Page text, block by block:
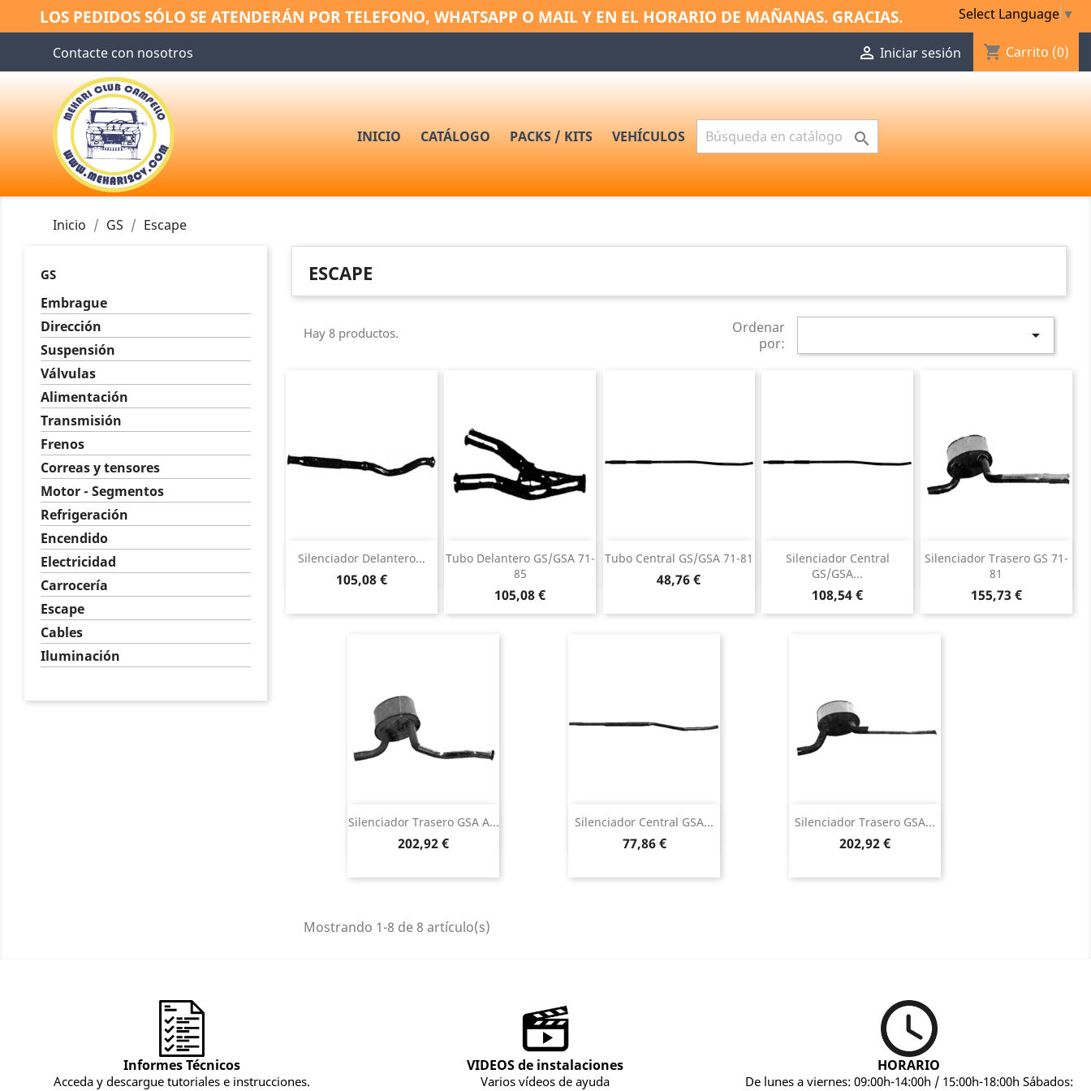
LOS PEDIDOS SÓLO SE ATENDERÁN POR TELEFONO, WHATSAPP O MAIL Y EN EL HORARIO DE MAÑANAS. GRACIAS. Select Language ▼
Contacte con nosotros  Iniciar sesión shopping_cart Carrito (0)
INICIO CATÁLOGO PACKS / KITS VEHÍCULOS 
Inicio GS Escape
GS
Embrague
Dirección
Suspensión
Válvulas
Alimentación
Transmisión
Frenos
Correas y tensores
Motor - Segmentos
Refrigeración
Encendido
Electricidad
Carrocería
Escape
Cables
Iluminación
ESCAPE
Hay 8 productos.
Ordenar
por:

Silenciador Delantero...
Precio
105,08 €
Vista rápida
Tubo Delantero GS/GSA 71-
85
Precio
105,08 €
Vista rápida Tubo Central GS/GSA 71-81
Precio
48,76 €
Vista rápida
Silenciador Central
GS/GSA...
Precio
108,54 €
Vista rápida
Silenciador Trasero GS 71-
81
Precio
155,73 €
Vista rápida
Silenciador Trasero GSA A...
Precio
202,92 €
Vista rápida Silenciador Central GSA...
Precio
77,86 €
Vista rápida Silenciador Trasero GSA...
Precio
202,92 €
Vista rápida
Mostrando 1-8 de 8 artículo(s)
Informes Técnicos
Acceda y descargue tutoriales e instrucciones.
VIDEOS de instalaciones
Varios vídeos de ayuda
HORARIO
De lunes a viernes: 09:00h-14:00h / 15:00h-18:00h Sábados: